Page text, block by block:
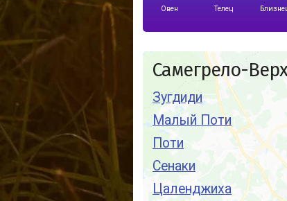
Овен Телец
Самегрело-
Зугдиди
Малый Поти
Поти
Сенаки
Цаленджиха